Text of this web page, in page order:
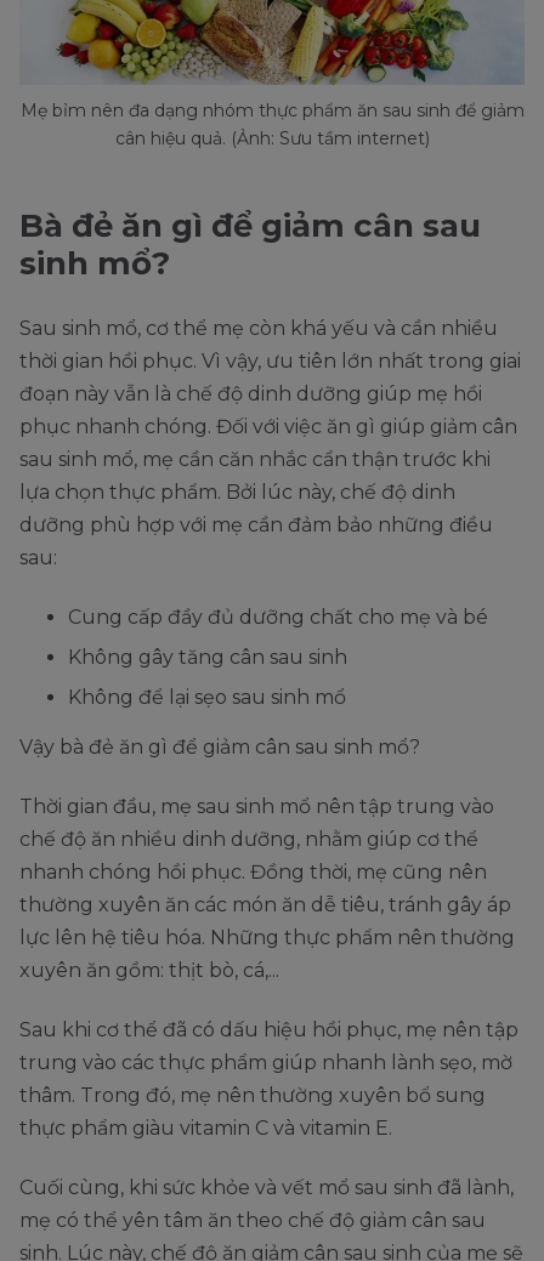
Mẹ bỉm nên đa dạng nhóm thực phẩm ăn sau sinh để giảm
cân hiệu quả. (Ảnh: Sưu tầm internet)
Bà đẻ ăn gì để giảm cân sau
sinh mổ?
Sau sinh mổ, cơ thể mẹ còn khá yếu và cần nhiều
thời gian hồi phục. Vì vậy, ưu tiên lớn nhất trong giai
đoạn này vẫn là chế độ dinh dưỡng giúp mẹ hồi
phục nhanh chóng. Đối với việc ăn gì giúp giảm cân
sau sinh mổ, mẹ cần căn nhắc cẩn thận trước khi
lựa chọn thực phẩm. Bởi lúc này, chế độ dinh
dưỡng phù hợp với mẹ cần đảm bảo những điều
sau:
Cung cấp đầy đủ dưỡng chất cho mẹ và bé
Không gây tăng cân sau sinh
Không để lại sẹo sau sinh mổ
Vậy bà đẻ ăn gì để giảm cân sau sinh mổ?
Thời gian đầu, mẹ sau sinh mổ nên tập trung vào
chế độ ăn nhiều dinh dưỡng, nhằm giúp cơ thể
nhanh chóng hồi phục. Đồng thời, mẹ cũng nên
thường xuyên ăn các món ăn dễ tiêu, tránh gây áp
lực lên hệ tiêu hóa. Những thực phẩm nên thường
xuyên ăn gồm: thịt bò, cá,...
Sau khi cơ thể đã có dấu hiệu hồi phục, mẹ nên tập
trung vào các thực phẩm giúp nhanh lành sẹo, mờ
thâm. Trong đó, mẹ nên thường xuyên bổ sung
thực phẩm giàu vitamin C và vitamin E.
Cuối cùng, khi sức khỏe và vết mổ sau sinh đã lành,
mẹ có thể yên tâm ăn theo chế độ giảm cân sau
sinh. Lúc này, chế độ ăn giảm cân sau sinh của mẹ sẽ